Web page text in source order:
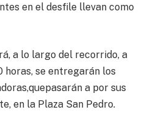
en el desfile llevan como
a lo largo del recorrido, a
se entregarán los
a por sus
en la Plaza San Pedro.